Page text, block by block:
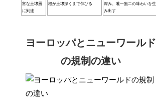
富な土壌層
に到達
根が土壌深くまで伸びる
深み、唯一無二の味わいを生
み出す
ヨーロッパとニューワールド
の規制の違い